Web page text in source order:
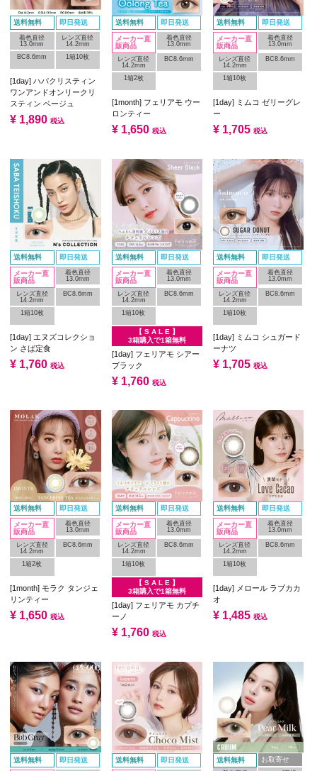
送料無料 即日発送
着色直径
13.0mm
レンズ直径
14.2mm
BC8.6mm
1箱10枚
[1day] ハパクリスティン
ワンアンドオンリークリ
スティン ベージュ
¥ 1,890 税込
送料無料 即日発送
メーカー直
販商品
着色直径
13.0mm
レンズ直径
14.2mm
BC8.6mm
1箱2枚
[1month] フェリアモ ウー
ロンティー
¥ 1,650 税込
送料無料 即日発送
メーカー直
販商品
着色直径
13.0mm
レンズ直径
14.2mm
BC8.6mm
1箱10枚
[1day] ミムコ ゼリーグレ
ー
¥ 1,705 税込
送料無料 即日発送
メーカー直
販商品
着色直径
13.0mm
レンズ直径
14.2mm
BC8.6mm
1箱10枚
[1day] エヌズコレクショ
ン さば定食
¥ 1,760 税込
送料無料 即日発送
メーカー直
販商品
着色直径
13.0mm
レンズ直径
14.2mm
BC8.6mm
1箱10枚
【 S A L E 】
3箱購入で1箱無料
[1day] フェリアモ シアー
ブラック
¥ 1,760 税込
送料無料 即日発送
メーカー直
販商品
着色直径
13.0mm
レンズ直径
14.2mm
BC8.6mm
1箱10枚
[1day] ミムコ シュガード
ーナツ
¥ 1,705 税込
送料無料 即日発送
メーカー直
販商品
着色直径
13.0mm
レンズ直径
14.2mm
BC8.6mm
1箱2枚
[1month] モラク タンジェ
リンティー
¥ 1,650 税込
送料無料 即日発送
メーカー直
販商品
着色直径
13.0mm
レンズ直径
14.2mm
BC8.6mm
1箱10枚
【 S A L E 】
3箱購入で1箱無料
[1day] フェリアモ カプチ
ーノ
¥ 1,760 税込
送料無料 即日発送
メーカー直
販商品
着色直径
13.0mm
レンズ直径
14.2mm
BC8.6mm
1箱10枚
[1day] メロール ラブカカ
オ
¥ 1,485 税込
送料無料 即日発送 送料無料 即日発送 送料無料 お取寄せ